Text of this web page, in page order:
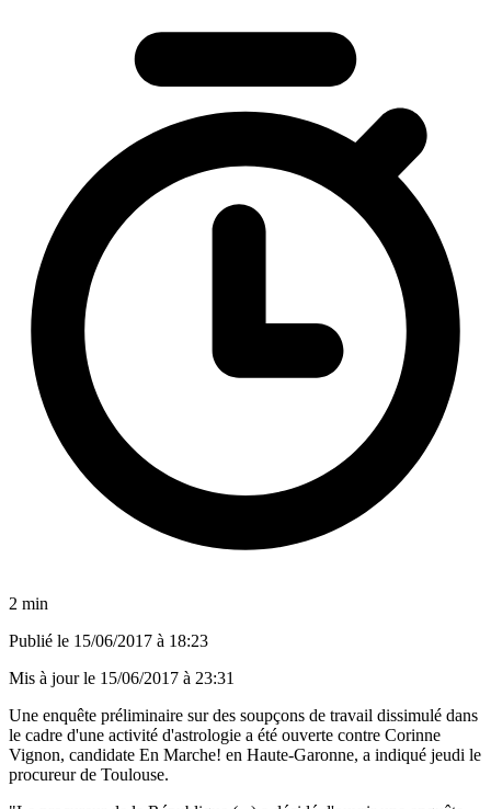
2 min
Publié le 15/06/2017 à 18:23
Mis à jour le 15/06/2017 à 23:31
Une enquête préliminaire sur des soupçons de travail dissimulé dans
le cadre d'une activité d'astrologie a été ouverte contre Corinne
Vignon, candidate En Marche! en Haute-Garonne, a indiqué jeudi le
procureur de Toulouse.